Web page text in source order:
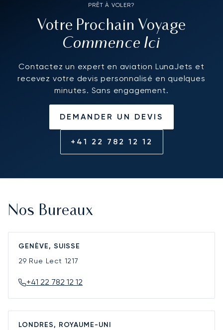
PRÊT À VOLER?
Votre Prochain Voyage
Commence Ici
Contactez un expert en aviation LunaJets et
recevez votre devis personnalisé en quelques
minutes. Sans engagement.
DEMANDER UN DEVIS
+41 22 782 12 12
Nos Bureaux
GENÈVE, SUISSE
29 Rue Lect 1217
+41 22 782 12 12
LONDRES, ROYAUME-UNI